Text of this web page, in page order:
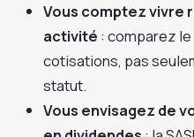
Vous comptez vivre
activité : comparez
cotisations, pas
statut.
Vous envisagez de